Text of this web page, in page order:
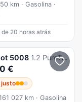
km · Gasolina ·
20 horas atrás
5008 1.2 PureTech Allure EAT8
€
justo
027 km · Gasolina